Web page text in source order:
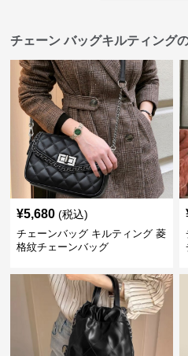
チェーン バッグキルティング
¥5,680 (税込)
チェーンバッグ キルティング 菱
格紋チェーンバッグ